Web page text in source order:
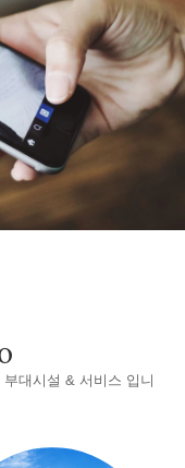
대시설 & 서비스 입니